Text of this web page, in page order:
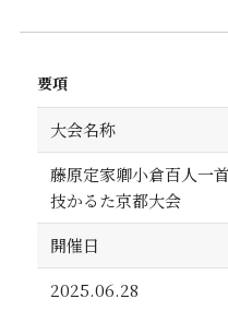
要項
大会名称
藤原定家卿小倉百人
技かるた京都大会
開催日
2025.06.28